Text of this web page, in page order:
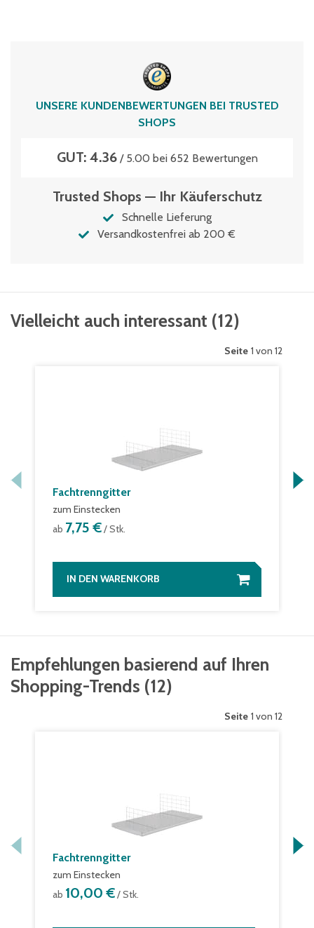
UNSERE KUNDENBEWERTUNGEN BEI TRUSTED
SHOPS
GUT: 4.36/ 5.00 bei 652 Bewertungen
Trusted Shops — Ihr Käuferschutz
Schnelle Lieferung
Versandkostenfrei ab 200 €
Vielleicht auch interessant (12)
Seite 1 von 12
Fachtrenngitter
zum Einstecken
ab 7,75 €/ Stk.
IN DEN WARENKORB
Empfehlungen basierend auf Ihren
Shopping-Trends (12)
Seite 1 von 12
Fachtrenngitter
zum Einstecken
ab 10,00 €/ Stk.